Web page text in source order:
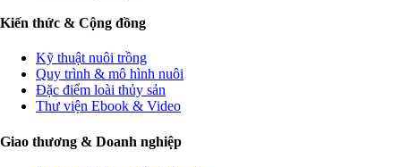
Kiến thức & Cộng đồng
Kỹ thuật nuôi trồng
Quy trình & mô hình nuôi
Đặc điểm loài thủy sản
Thư viện Ebook & Video
Giao thương & Doanh nghiệp